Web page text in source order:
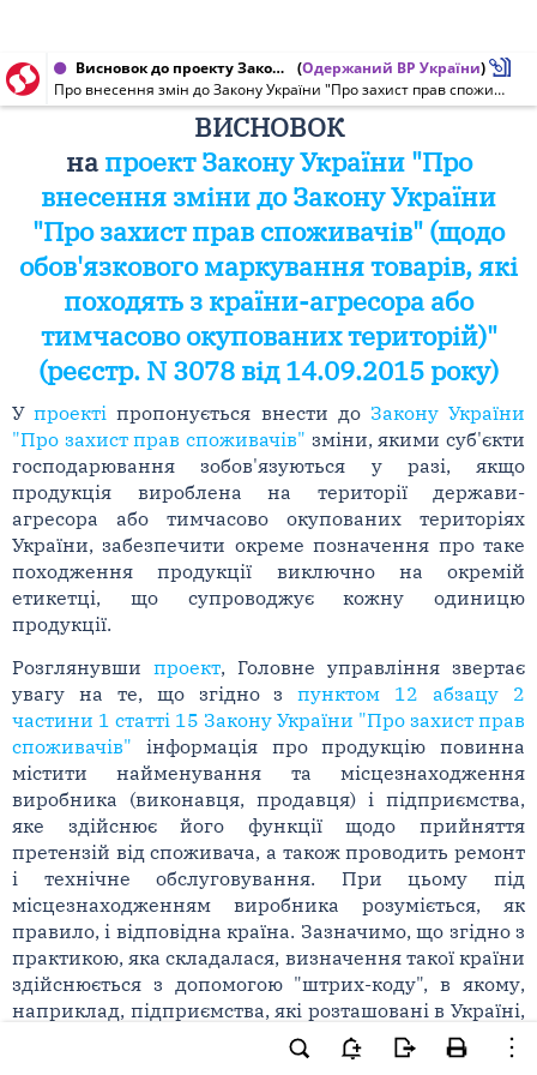
Висновок до проекту Закону України від 10.11.2015 № 3078 (Одержаний ВР України)
Про внесення змін до Закону України "Про захист прав споживачів" щодо обов'язкового маркування товарів, які походять з країни-агресора або тимчасово окупованих територій